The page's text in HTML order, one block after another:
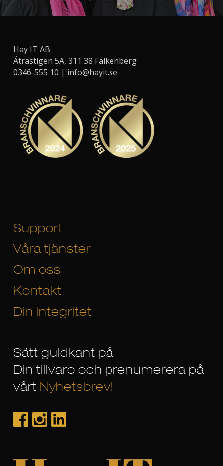
Hay IT AB
Ätrastigen 5A, 311 38 Falkenberg
0346-555 10 | info@hayit.se
Support
Våra tjänster
Om oss
Kontakt
Din integritet
Sätt guldkant på
Din tillvaro och prenumerera på
vårt Nyhetsbrev!